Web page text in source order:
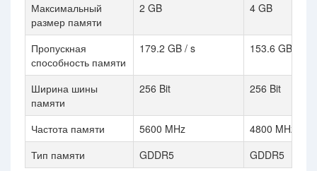
Максимальный
размер памяти
2 GB 4 GB
Пропускная
способность памяти
179.2 GB / s 153.6 GB / s
Ширина шины
памяти
256 Bit 256 Bit
Частота памяти 5600 MHz
4800 MHz
Тип памяти
GDDR5 GDDR5